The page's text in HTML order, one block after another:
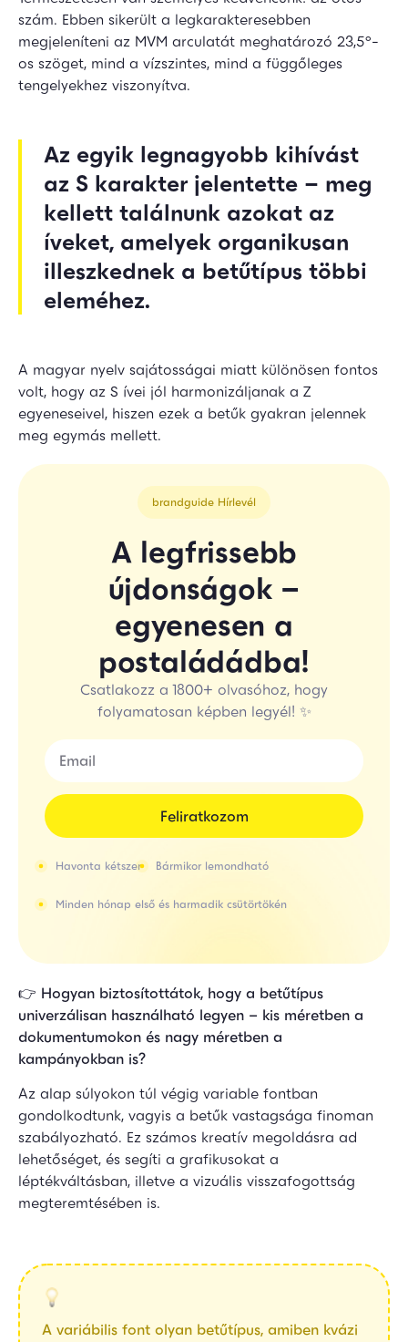
szám. Ebben sikerült a legkarakteresebben
megjeleníteni az MVM arculatát meghatározó 23,5°-
os szöget, mind a vízszintes, mind a függőleges
tengelyekhez viszonyítva.
Az egyik legnagyobb kihívást
az S karakter jelentette – meg
kellett találnunk azokat az
íveket, amelyek organikusan
illeszkednek a betűtípus többi
eleméhez.
A magyar nyelv sajátosságai miatt különösen fontos
volt, hogy az S ívei jól harmonizáljanak a Z
egyeneseivel, hiszen ezek a betűk gyakran jelennek
meg egymás mellett.
brandguide Hírlevél
A legfrissebb
újdonságok –
egyenesen a
postaládádba!
Csatlakozz a 1800+ olvasóhoz, hogy
folyamatosan képben legyél! ✨
Feliratkozom
Havonta kétszer Bármikor lemondható
Minden hónap első és harmadik csütörtökén
👉 Hogyan biztosítottátok, hogy a betűtípus
univerzálisan használható legyen – kis méretben a
dokumentumokon és nagy méretben a
kampányokban is?
Az alap súlyokon túl végig variable fontban
gondolkodtunk, vagyis a betűk vastagsága finoman
szabályozható. Ez számos kreatív megoldásra ad
lehetőséget, és segíti a grafikusokat a
léptékváltásban, illetve a vizuális visszafogottság
megteremtésében is.
A variábilis font olyan betűtípus, amiben kvázi